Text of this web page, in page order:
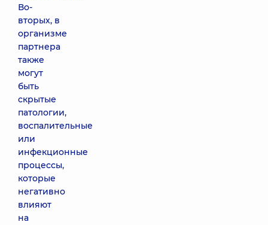
Во-
вторых, в
организме
партнера
также
могут
быть
скрытые
патологии,
воспалительные
или
инфекционные
процессы,
которые
негативно
влияют
на